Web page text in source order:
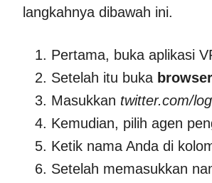
langkahnya dibawah ini.
Pertama, buka aplikasi
Setelah itu buka
Masukkan twitter.com/
Kemudian, pilih agen
Ketik nama Anda di
Setelah memasukkan